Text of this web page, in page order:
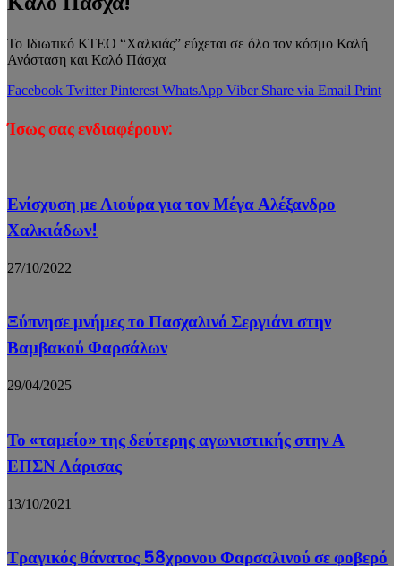
Το Ιδιωτικό ΚΤΕΟ “Χαλκιάς” εύχεται σε όλο τον κόσμο Καλή
Ανάσταση και Καλό Πάσχα
Facebook Twitter Pinterest WhatsApp Viber Share via Email Print
Ίσως σας ενδιαφέρουν:
Ενίσχυση με Λιούρα για τον Μέγα Αλέξανδρο
Χαλκιάδων!
27/10/2022
Ξύπνησε μνήμες το Πασχαλινό Σεργιάνι στην
Βαμβακού Φαρσάλων
29/04/2025
Το «ταμείο» της δεύτερης αγωνιστικής στην Α
ΕΠΣΝ Λάρισας
13/10/2021
Τραγικός θάνατος 58χρονου Φαρσαλινού σε φοβερό